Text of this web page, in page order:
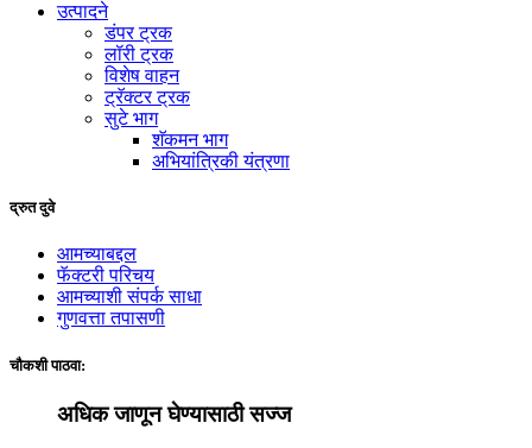
उत्पादने
डंपर ट्रक
लॉरी ट्रक
विशेष वाहन
ट्रॅक्टर ट्रक
सुटे भाग
शॅकमन भाग
अभियांत्रिकी यंत्रणा
द्रुत दुवे
आमच्याबद्दल
फॅक्टरी परिचय
आमच्याशी संपर्क साधा
गुणवत्ता तपासणी
चौकशी पाठवा:
अधिक जाणून घेण्यासाठी सज्ज